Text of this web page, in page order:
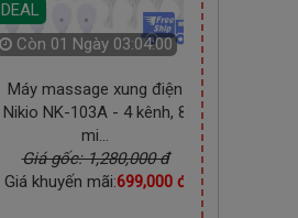
DEAL
Còn 01 Ngày 03:03:59
Máy massage xung điện
Nikio NK-103A - 4 kênh, 8
mi...
Giá gốc: 1,280,000 đ
Giá khuyến mãi:699,000 đ